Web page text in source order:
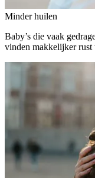
Minder huilen
Baby’s die vaak
vinden makkelijker rust